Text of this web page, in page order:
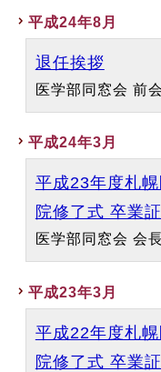
平成24年8月
退任挨拶
医学部同窓会 前
平成24年3月
平成23年度札
院修了式 卒業
医学部同窓会 会
平成23年3月
平成22年度札
院修了式 卒業